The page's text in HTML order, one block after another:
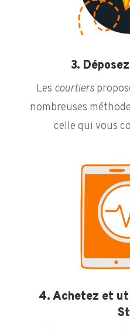
3.
Les courtiers
nombreuses
celle qui vous
4. Achetez et